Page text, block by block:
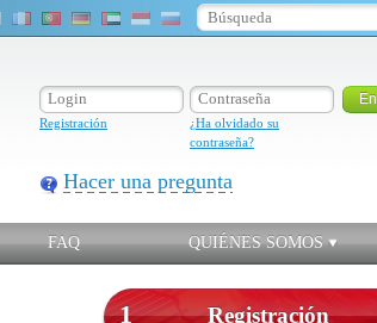
Registración
¿Ha olvidado su
contraseña?
Hacer una pregunta
FAQ QUIÉNES SOMOS
1 Registración